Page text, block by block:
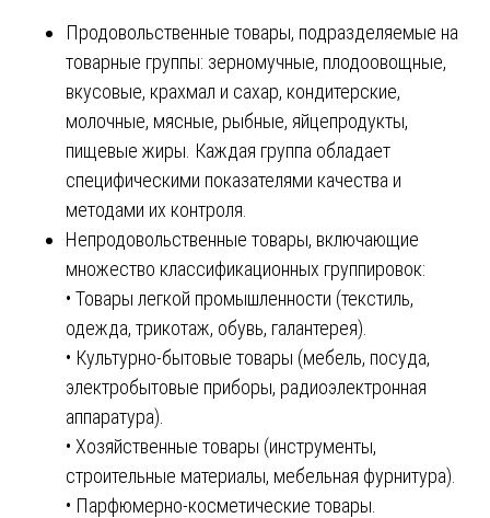
Продовольственные товары, подразделяемые на
товарные группы: зерномучные, плодоовощные,
вкусовые, крахмал и сахар, кондитерские,
молочные, мясные, рыбные, яйцепродукты,
пищевые жиры. Каждая группа обладает
специфическими показателями качества и
методами их контроля.
Непродовольственные товары, включающие
множество классификационных группировок:
• Товары легкой промышленности (текстиль,
одежда, трикотаж, обувь, галантерея).
• Культурно-бытовые товары (мебель, посуда,
электробытовые приборы, радиоэлектронная
аппаратура).
• Хозяйственные товары (инструменты,
строительные материалы, мебельная фурнитура).
• Парфюмерно-косметические товары.